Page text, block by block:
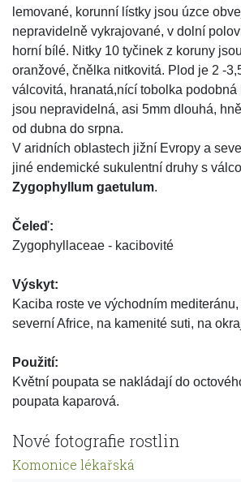
lemované, korunní lístky jsou úzce
nepravidelně vykrajované, v dolní
horní bílé. Nitky 10 tyčinek z koruny
oranžové, čnělka nitkovitá. Plod je 2 -
válcovitá, hranatá,nící tobolka podobná
jsou nepravidelná, asi 5mm dlouhá,
od dubna do srpna.
V aridních oblastech jižní Evropy a
jiné endemické sukulentní druhy s
Zygophyllum gaetulum.
Čeleď:
Zygophyllaceae - kacibovité
Výskyt:
Kaciba roste ve východním
severní Africe, na kamenité suti, na
Použití:
Květní poupata se nakládají do
poupata kaparová.
Nové fotografie rostlin
Komonice lékařská